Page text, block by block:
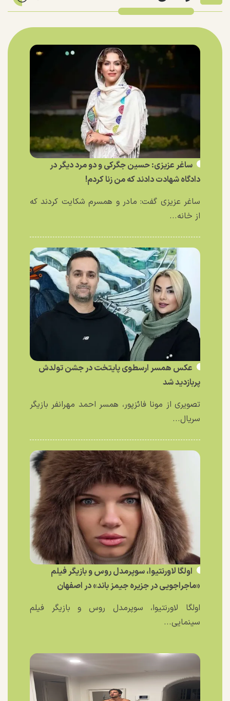
ساغر عزیزی: حسین جگرکی و دو مرد دیگر در
دادگاه شهادت دادند که من زنا کردم!
ساغر عزیزی گفت: مادر و همسرم شکایت کردند که
از خانه...
عکس همسر ارسطوی پایتخت در جشن تولدش
پربازدید شد
تصویری از مونا فائزپور، همسر احمد مهرانفر بازیگر
سریال...
اولگا لاورنتیوا، سوپرمدل روس و بازیگر فیلم
«ماجراجویی در جزیره جیمز باند» در اصفهان
اولگا لاورنتیوا، سوپرمدل روس و بازیگر فیلم
سینمایی...